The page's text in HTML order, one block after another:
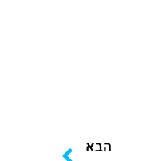
הבא